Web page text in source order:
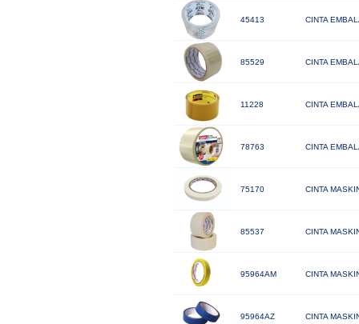
45413 CINTA
85529 CINTA
11228 CINTA
78763 CINTA
75170 CINTA
85537 CINTA
95964AM CINTA
95964AZ CINTA